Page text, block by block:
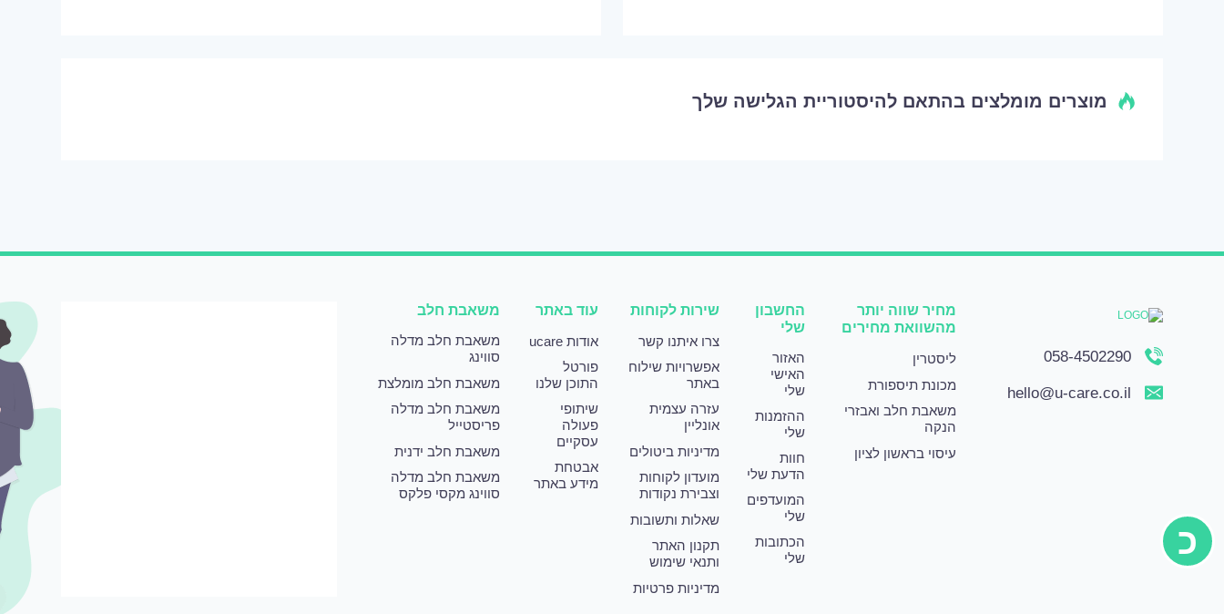
מוצרים מומלצים בהתאם להיסטוריית הגלישה שלך
058-4502290
hello@u-care.co.il
מחיר שווה יותר
מהשוואת מחירים
ליסטרין
מכונת תיספורת
משאבת חלב ואבזרי
הנקה
עיסוי בראשון לציון
החשבון
שלי
האזור
האישי
שלי
ההזמנות
שלי
חוות
הדעת שלי
המועדפים
שלי
הכתובות
שלי
שירות לקוחות
צרו איתנו קשר
אפשרויות שילוח
באתר
עזרה עצמית
אונליין
מדיניות ביטולים
מועדון לקוחות
וצבירת נקודות
שאלות ותשובות
תקנון האתר
ותנאי שימוש
מדיניות פרטיות
עוד באתר
אודות ucare
פורטל
התוכן שלנו
שיתופי
פעולה
עסקיים
אבטחת
מידע באתר
משאבת חלב
משאבת חלב מדלה
סווינג
משאבת חלב מומלצת
משאבת חלב מדלה
פריסטייל
משאבת חלב ידנית
משאבת חלב מדלה
סווינג מקסי פלקס
כ